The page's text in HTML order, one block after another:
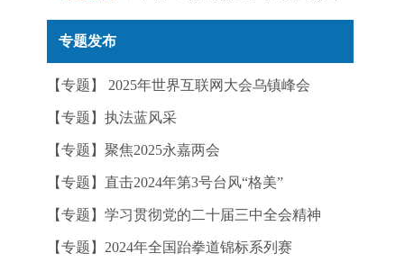
实——今日辟谣（2025年12月25日）
专题发布
【专题】 2025年世界互联网大会乌镇峰会
【专题】执法蓝风采
【专题】聚焦2025永嘉两会
【专题】直击2024年第3号台风“格美”
【专题】学习贯彻党的二十届三中全会精神
【专题】2024年全国跆拳道锦标系列赛